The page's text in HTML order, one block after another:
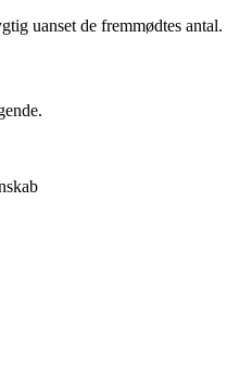
uanset de fremmødtes antal.